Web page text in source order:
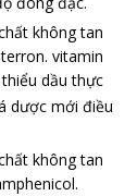
không tan
vitamin
dầu thực
dược mới điều
không tan